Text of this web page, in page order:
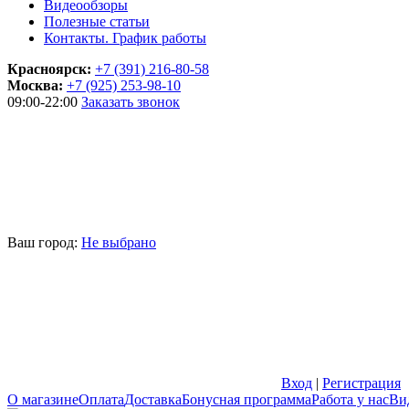
Видеообзоры
Полезные статьи
Контакты. График работы
Красноярск: +7 (391) 216-80-58
Москва: +7 (925) 253-98-10
09:00-22:00 Заказать звонок
Ваш город: Не выбрано
Вход | Регистрация
О магазинеОплатаДоставкаБонусная программаРабота у нас